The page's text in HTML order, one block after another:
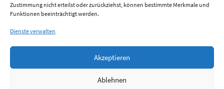
Zustimmung nicht erteilst oder zurückziehst, können bestimmte Merkmale und
Funktionen beeinträchtigt werden.
Dienste verwalten
Akzeptieren
Ablehnen